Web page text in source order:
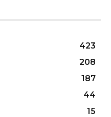
423
208
187
44
15